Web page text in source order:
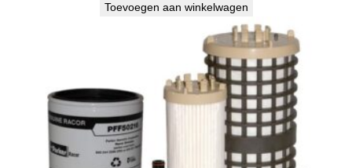
Toevoegen aan winkelwagen